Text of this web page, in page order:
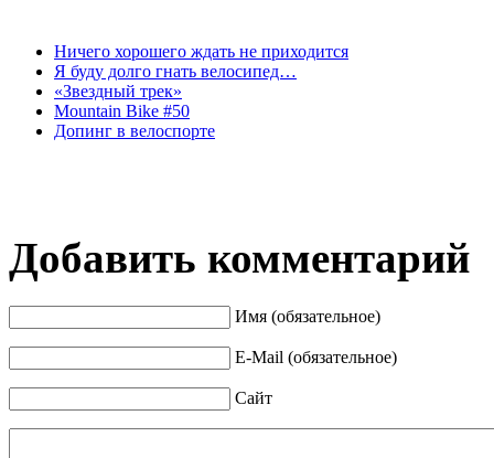
Ничего хорошего ждать не приходится
Я буду долго гнать велосипед…
«Звездный трек»
Mountain Bike #50
Допинг в велоспорте
Добавить комментарий
Имя (обязательное)
E-Mail (обязательное)
Сайт